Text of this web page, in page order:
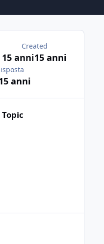
Created
15 anni15 anni
anni